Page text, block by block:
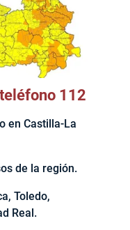
112
en Castilla-La
de la región.
Toledo,
Real.